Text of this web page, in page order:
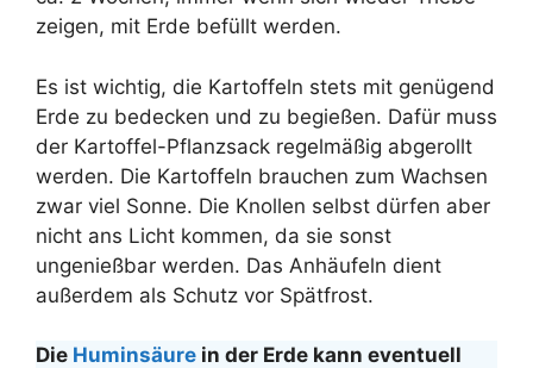
zeigen, mit Erde befüllt werden.
Es ist wichtig, die Kartoffeln stets mit genügend
Erde zu bedecken und zu begießen. Dafür muss
der Kartoffel-Pflanzsack regelmäßig abgerollt
werden. Die Kartoffeln brauchen zum Wachsen
zwar viel Sonne. Die Knollen selbst dürfen aber
nicht ans Licht kommen, da sie sonst
ungenießbar werden. Das Anhäufeln dient
außerdem als Schutz vor Spätfrost.
Die Huminsäure in der Erde kann eventuell